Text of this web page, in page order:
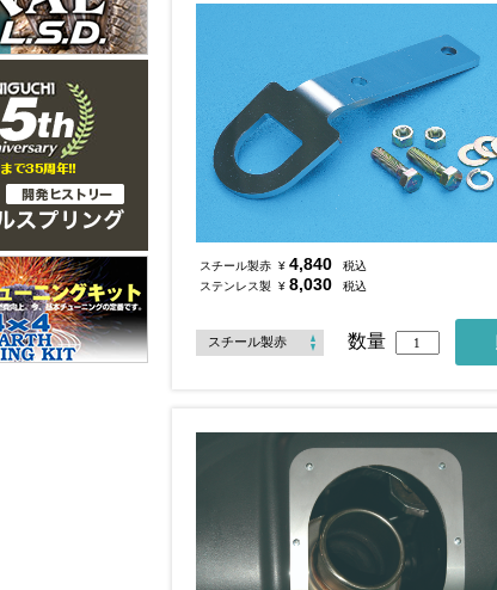
スチール製赤 ¥ 4,840
税込
ステンレス製 ¥ 8,030 税込
数量